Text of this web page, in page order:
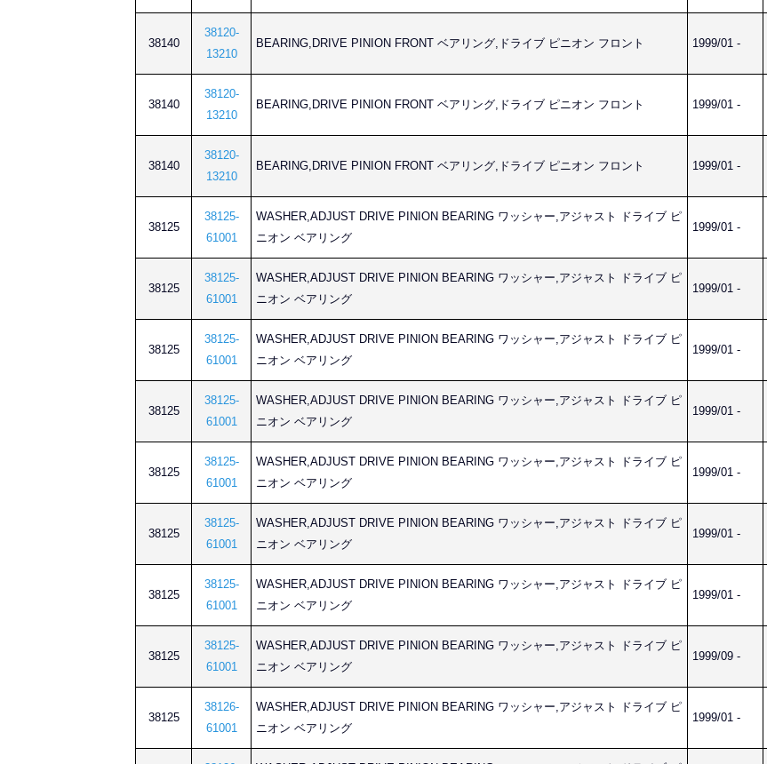
38140
38120-
13210
BEARING,DRIVE PINION FRONT ベアリング,ドライブ ピニオン フロント 1999/01 -
38140
38120-
13210
BEARING,DRIVE PINION FRONT ベアリング,ドライブ ピニオン フロント 1999/01 -
38140
38120-
13210
BEARING,DRIVE PINION FRONT ベアリング,ドライブ ピニオン フロント 1999/01 -
38125
38125-
61001
WASHER,ADJUST DRIVE PINION BEARING ワッシャー,アジャスト ドライブ ピ
ニオン ベアリング
1999/01 -
38125
38125-
61001
WASHER,ADJUST DRIVE PINION BEARING ワッシャー,アジャスト ドライブ ピ
ニオン ベアリング
1999/01 -
38125
38125-
61001
WASHER,ADJUST DRIVE PINION BEARING ワッシャー,アジャスト ドライブ ピ
ニオン ベアリング
1999/01 -
38125
38125-
61001
WASHER,ADJUST DRIVE PINION BEARING ワッシャー,アジャスト ドライブ ピ
ニオン ベアリング
1999/01 -
38125
38125-
61001
WASHER,ADJUST DRIVE PINION BEARING ワッシャー,アジャスト ドライブ ピ
ニオン ベアリング
1999/01 -
38125
38125-
61001
WASHER,ADJUST DRIVE PINION BEARING ワッシャー,アジャスト ドライブ ピ
ニオン ベアリング
1999/01 -
38125
38125-
61001
WASHER,ADJUST DRIVE PINION BEARING ワッシャー,アジャスト ドライブ ピ
ニオン ベアリング
1999/01 -
38125
38125-
61001
WASHER,ADJUST DRIVE PINION BEARING ワッシャー,アジャスト ドライブ ピ
ニオン ベアリング
1999/09 -
38125
38126-
61001
WASHER,ADJUST DRIVE PINION BEARING ワッシャー,アジャスト ドライブ ピ
ニオン ベアリング
1999/01 -